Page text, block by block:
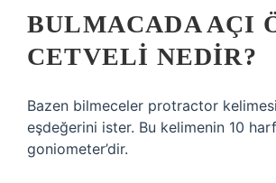
BULMACADA AÇI
CETVELI NEDIR?
Bazen bilmeceler protractor
eşdeğerini ister. Bu kelimenin 10
goniometer’dir.